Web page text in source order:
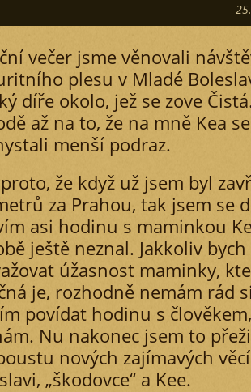
večer jsme věnovali
plesu v Mladé
díře okolo, jež se zove
až na to, že na mně Kea
menší podraz.
že když už jsem byl
za Prahou, tak jsem se
asi hodinu s maminkou
ještě neznal. Jakkoliv
úžasnost maminky,
je, rozhodně nemám rád
povídat hodinu s
Nu nakonec jsem to
nových zajímavých
„škodovce“ a Kee.